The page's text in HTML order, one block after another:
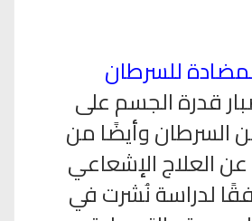
للسرطان
قدرة الجسم على
السرطان وأيضًا من
عن العلاج الإشعاعي
لدراسة نُشرت في